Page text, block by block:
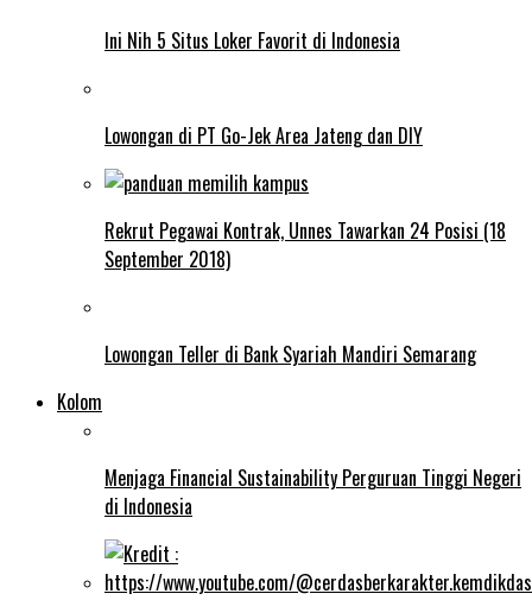
Ini Nih 5 Situs Loker Favorit di Indonesia
Lowongan di PT Go-Jek Area Jateng dan DIY
Rekrut Pegawai Kontrak, Unnes Tawarkan 24 Posisi (18
September 2018)
Lowongan Teller di Bank Syariah Mandiri Semarang
Kolom
Menjaga Financial Sustainability Perguruan Tinggi Negeri
di Indonesia